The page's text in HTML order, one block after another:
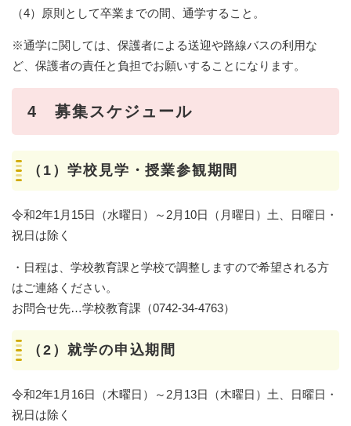
（4）原則として卒業までの間、通学すること。
※通学に関しては、保護者による送迎や路線バスの利用な
ど、保護者の責任と負担でお願いすることになります。
4 募集スケジュール
（1）学校見学・授業参観期間
令和2年1月15日（水曜日）～2月10日（月曜日）土、日曜日・
祝日は除く
・日程は、学校教育課と学校で調整しますので希望される方
はご連絡ください。
お問合せ先…学校教育課（0742-34-4763）
（2）就学の申込期間
令和2年1月16日（木曜日）～2月13日（木曜日）土、日曜日・
祝日は除く